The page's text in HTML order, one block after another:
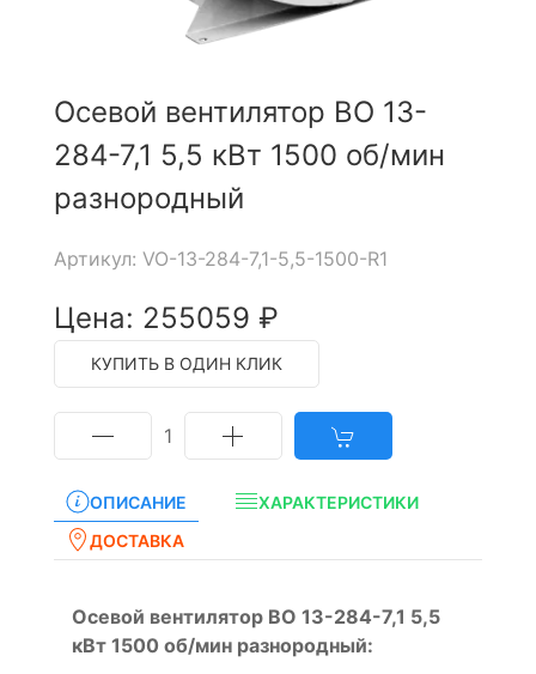
Осевой вентилятор ВО 13-
284-7,1 5,5 кВт 1500 об/мин
разнородный
Артикул: VO-13-284-7,1-5,5-1500-R1
Цена: 255059 ₽
КУПИТЬ В ОДИН КЛИК
1
ОПИСАНИЕ
ХАРАКТЕРИСТИКИ
ДОСТАВКА
Осевой вентилятор ВО 13-284-7,1 5,5
кВт 1500 об/мин разнородный: